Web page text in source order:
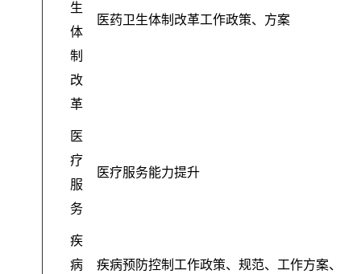
生
体
制
改
革
医药卫生体制改革工作政策、方案
医
疗
服
务
医疗服务能力提升
疾
病
疾病预防控制工作政策、规范、工作方案、